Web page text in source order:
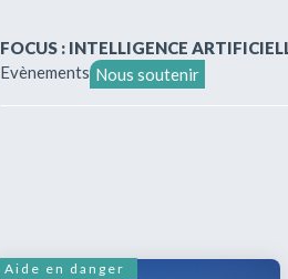
Abonnements &
FOCUS : INTELLIGENCE
Evènements Nous soutenir
Aide en danger